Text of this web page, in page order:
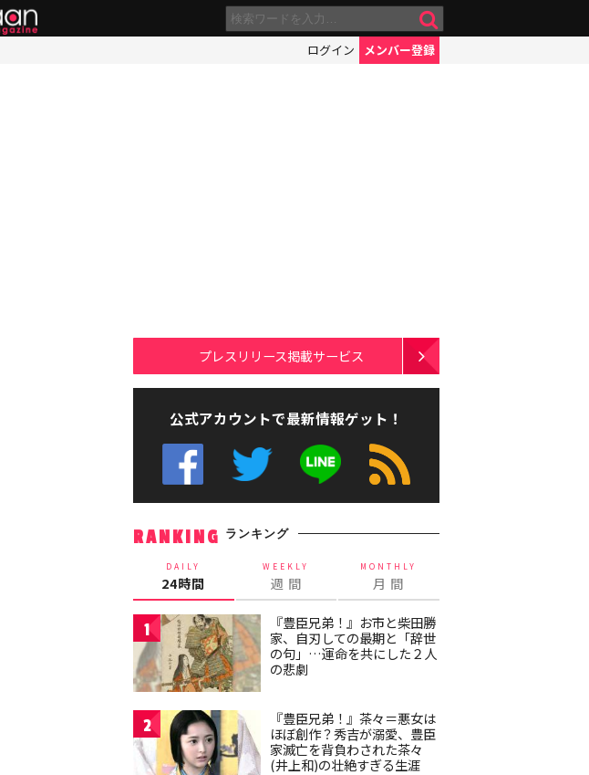
ログイン メンバー登録
プレスリリース掲載サービス
公式アカウントで最新情報ゲット！
RANKING ランキング
DAILY
24時間
WEEKLY
週 間
MONTHLY
月 間
1
『豊臣兄弟！』お市と柴田勝
家、自刃しての最期と「辞世
の句」…運命を共にした２人
の悲劇
2
『豊臣兄弟！』茶々＝悪女は
ほぼ創作？秀吉が溺愛、豊臣
家滅亡を背負わされた茶々
(井上和)の壮絶すぎる生涯